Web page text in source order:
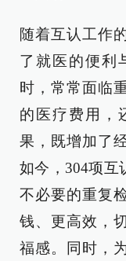
随着互认工作
了就医的便利
时，常常面临
的医疗费用，
果，既增加了
如今，304项互
不必要的重复
钱、更高效，
福感。同时，